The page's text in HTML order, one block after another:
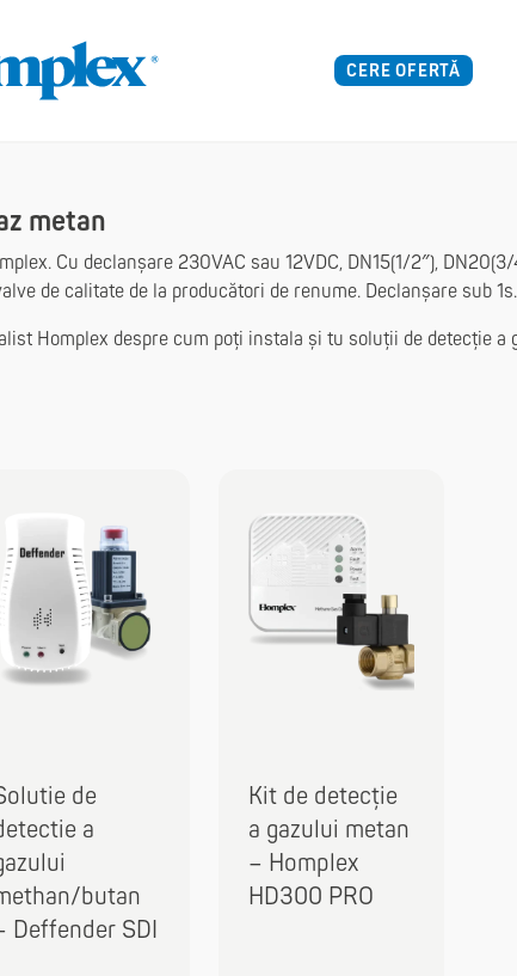
CERE OFERTĂ
metan
Cu declanșare 230VAC sau 12VDC, DN15(1/2″), DN20(3/
de calitate de la producători de renume. Declanșare sub 1s.
Homplex despre cum poți instala și tu soluții de detecție a
de
a
butan
Deffender SDI
Kit de detecție
a gazului metan
– Homplex
HD300 PRO